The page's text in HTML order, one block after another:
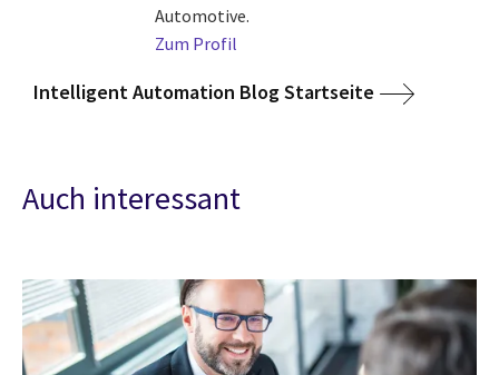
Automotive.
Zum Profil
Intelligent Automation Blog Startseite
Auch interessant